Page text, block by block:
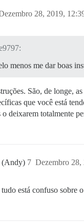
28, 2019,
menos me dar boas
São, de longe,
que você está
o deixarem totalmente
(Andy) Dezembro 28,
7
está confuso sobre